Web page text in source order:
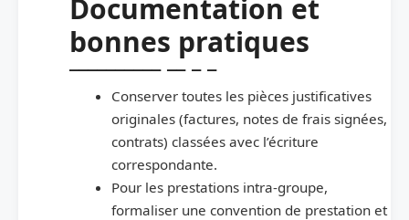
Documentation et
bonnes pratiques
Conserver toutes les pièces justificatives
originales (factures, notes de frais signées,
contrats) classées avec l’écriture
correspondante.
Pour les prestations intra-groupe,
formaliser une convention de prestation et